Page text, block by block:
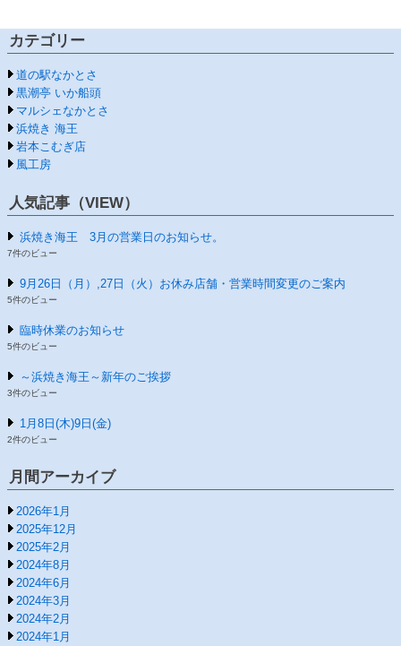
カテゴリー
道の駅なかとさ
黒潮亭 いか船頭
マルシェなかとさ
浜焼き 海王
岩本こむぎ店
風工房
人気記事（VIEW）
浜焼き海王 3月の営業日のお知らせ。
7件のビュー
9月26日（月）,27日（火）お休み店舗・営業時間変更のご案内
5件のビュー
臨時休業のお知らせ
5件のビュー
～浜焼き海王～新年のご挨拶
3件のビュー
1月8日(木)9日(金)
2件のビュー
月間アーカイブ
2026年1月
2025年12月
2025年2月
2024年8月
2024年6月
2024年3月
2024年2月
2024年1月